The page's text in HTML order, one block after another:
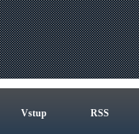
Vstup RSS